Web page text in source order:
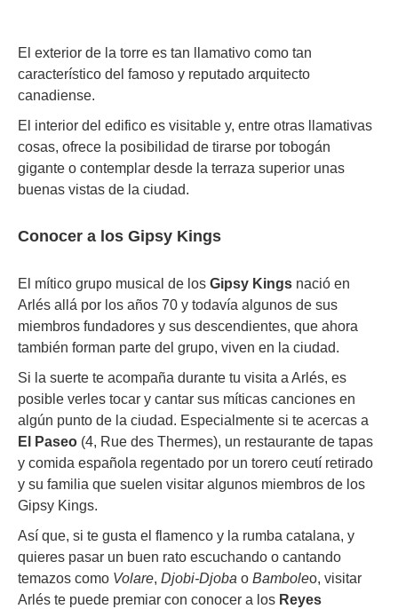
El exterior de la torre es tan llamativo como tan
característico del famoso y reputado arquitecto
canadiense.
El interior del edifico es visitable y, entre otras llamativas
cosas, ofrece la posibilidad de tirarse por tobogán
gigante o contemplar desde la terraza superior unas
buenas vistas de la ciudad.
Conocer a los Gipsy Kings
El mítico grupo musical de los Gipsy Kings nació en
Arlés allá por los años 70 y todavía algunos de sus
miembros fundadores y sus descendientes, que ahora
también forman parte del grupo, viven en la ciudad.
Si la suerte te acompaña durante tu visita a Arlés, es
posible verles tocar y cantar sus míticas canciones en
algún punto de la ciudad. Especialmente si te acercas a
El Paseo (4, Rue des Thermes), un restaurante de tapas
y comida española regentado por un torero ceutí retirado
y su familia que suelen visitar algunos miembros de los
Gipsy Kings.
Así que, si te gusta el flamenco y la rumba catalana, y
quieres pasar un buen rato escuchando o cantando
temazos como Volare, Djobi-Djoba o Bamboleo, visitar
Arlés te puede premiar con conocer a los Reyes